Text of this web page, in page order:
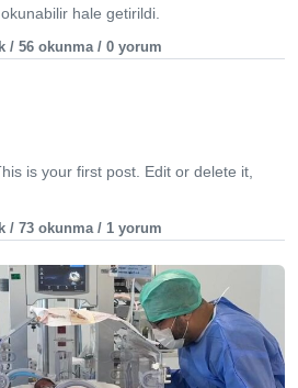
hale getirildi.
/ 56 okunma / 0 yorum
is your first post. Edit or delete it,
/ 73 okunma / 1 yorum